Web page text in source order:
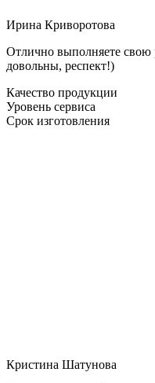
Ирина Криворотова
Отлично выполняете свою
довольны, респект!)
Качество продукции
Уровень сервиса
Срок изготовления
Кристина Шатунова